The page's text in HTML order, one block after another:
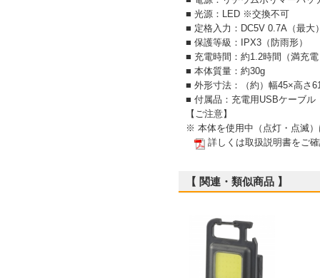
■ 光源：LED ※交換不可
■ 定格入力：DC5V 0.7A（最大
■ 保護等級：IPX3（防雨形）
■ 充電時間：約1.2時間（満充
■ 本体質量：約30g
■ 外形寸法：（約）幅45×高さ
■ 付属品：充電用USBケーブル
【ご注意】
※ 本体を使用中（点灯・点滅
詳しくは取扱説明書をご
【 関連・類似商品 】